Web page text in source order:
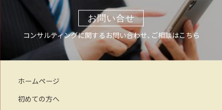
お問い合せ
コンサルティングに関するお問い合わせ、ご相談はこちら
ホームページ
初めての方へ